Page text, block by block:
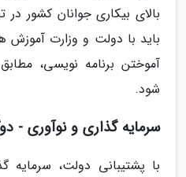
بالای بیکاری جوانان
باید با دولت و وزارت آموزش
آموختن برنامه نویسی،
شود.
سرمایه گذاری و نوآوری -
با پشتیبانی دولت،